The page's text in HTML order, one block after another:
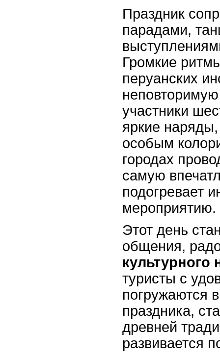
Праздник
парадами,
Громкие
перуанских
участники
яркие
особым
городах
самую
подогревает
мероприятию.
Этот день
общения,
культурного
туристы с
погружаются
праздника,
древней
развивается